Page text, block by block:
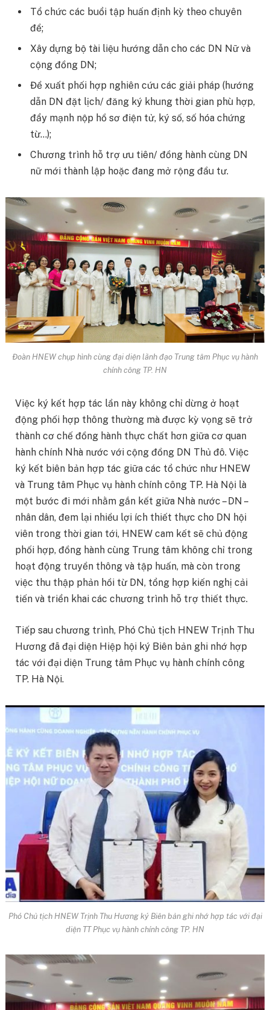
Tổ chức các buổi tập huấn định kỳ theo chuyên
đề;
Xây dựng bộ tài liệu hướng dẫn cho các DN Nữ và
cộng đồng DN;
Đề xuất phối hợp nghiên cứu các giải pháp (hướng
dẫn DN đặt lịch/ đăng ký khung thời gian phù hợp,
đẩy mạnh nộp hồ sơ điện tử, ký số, số hóa chứng
từ…);
Chương trình hỗ trợ ưu tiên/ đồng hành cùng DN
nữ mới thành lập hoặc đang mở rộng đầu tư.
Đoàn HNEW chụp hình cùng đại diện lãnh đạo Trung tâm Phục vụ hành
chính công TP. HN
Việc ký kết hợp tác lần này không chỉ dừng ở hoạt
động phối hợp thông thường mà được kỳ vọng sẽ trở
thành cơ chế đồng hành thực chất hơn giữa cơ quan
hành chính Nhà nước với cộng đồng DN Thủ đô. Việc
ký kết biên bản hợp tác giữa các tổ chức như HNEW
và Trung tâm Phục vụ hành chính công TP. Hà Nội là
một bước đi mới nhằm gắn kết giữa Nhà nước – DN –
nhân dân, đem lại nhiều lợi ích thiết thực cho DN hội
viên trong thời gian tới, HNEW cam kết sẽ chủ động
phối hợp, đồng hành cùng Trung tâm không chỉ trong
hoạt động truyền thông và tập huấn, mà còn trong
việc thu thập phản hồi từ DN, tổng hợp kiến nghị cải
tiến và triển khai các chương trình hỗ trợ thiết thực.
Tiếp sau chương trình, Phó Chủ tịch HNEW Trịnh Thu
Hương đã đại diện Hiệp hội ký Biên bản ghi nhớ hợp
tác với đại diện Trung tâm Phục vụ hành chính công
TP. Hà Nội.
Phó Chủ tịch HNEW Trịnh Thu Hương ký Biên bản ghi nhớ hợp tác với đại
diện TT Phục vụ hành chính công TP. HN